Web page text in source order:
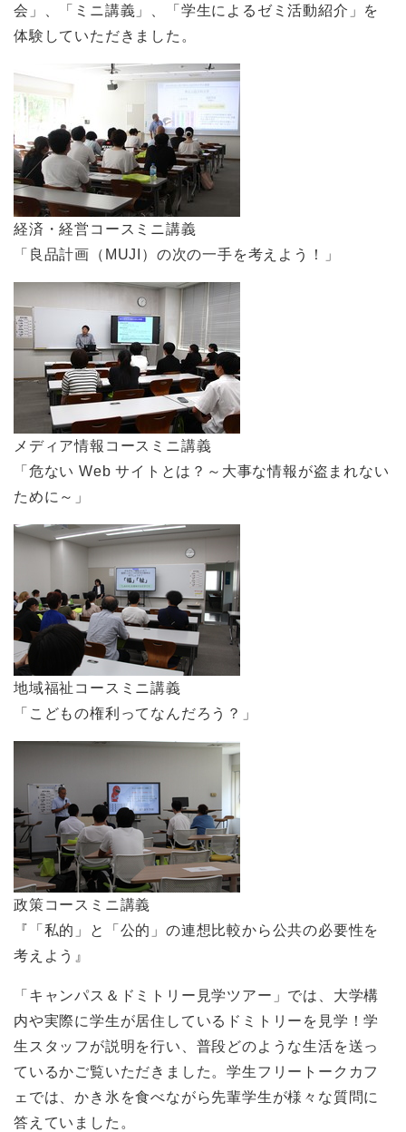
会」、「ミニ講義」、「学生によるゼミ活動紹介」を
体験していただきました。
経済・経営コースミニ講義
「良品計画（MUJI）の次の一手を考えよう！」
メディア情報コースミニ講義
「危ない Web サイトとは？～大事な情報が盗まれない
ために～」
地域福祉コースミニ講義
「こどもの権利ってなんだろう？」
政策コースミニ講義
『「私的」と「公的」の連想比較から公共の必要性を
考えよう』
「キャンパス＆ドミトリー見学ツアー」では、大学構
内や実際に学生が居住しているドミトリーを見学！学
生スタッフが説明を行い、普段どのような生活を送っ
ているかご覧いただきました。学生フリートークカフ
ェでは、かき氷を食べながら先輩学生が様々な質問に
答えていました。